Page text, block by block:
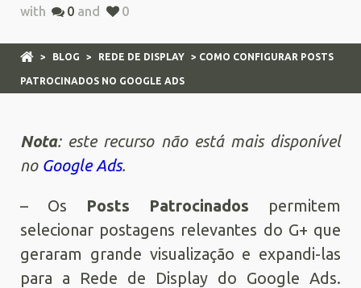
with
0 and 0
> BLOG > REDE DE DISPLAY > COMO CONFIGURAR POSTS
PATROCINADOS NO GOOGLE ADS
Nota: este recurso não está mais disponível
no Google Ads.
– Os Posts Patrocinados permitem
selecionar postagens relevantes do G+ que
geraram grande visualização e expandi-las
para a Rede de Display do Google Ads.